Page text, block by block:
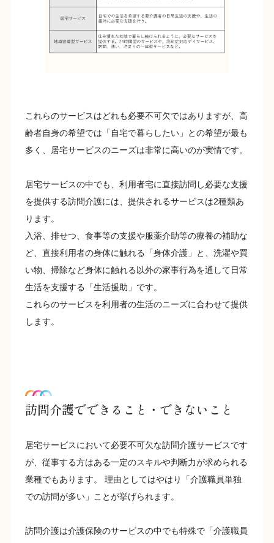
これらのサービスはどれも必要不可欠ではありますが、高
齢者自身の希望では「自宅で暮らしたい」との希望が最も
多く、居宅サービスのニーズは非常に高いのが実情です。
居宅サービスの中でも、利用者宅に直接訪問し必要な支援
を提供する訪問介護には、提供されるサービスは2種類あ
ります。
入浴、排せつ、食事等の支援や服薬介助等の療養の補助な
ど、直接利用者の身体に触れる「身体介護」と、洗濯や買
い物、掃除など身体に触れる以外の家事行為を通して日常
生活を支援する「生活援助」です。
これらのサービスを利用者の生活のニーズに合わせて提供
します。
訪問介護でできること・できないこと
居宅サービスにおいて必要不可欠な訪問介護サービスです
が、従事する方はある一定のスキルや判断力が求められる
業種でもあります。 理由としてはやはり「介護職員単独
での訪問が多い」ことが挙げられます。
訪問介護は介護保険のサービスの中でも特殊で「介護職員